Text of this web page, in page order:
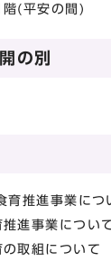
(平安の間)
の別
推進事業につ
推進事業につい
の取組について